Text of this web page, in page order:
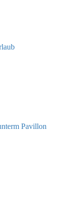
Pavillon